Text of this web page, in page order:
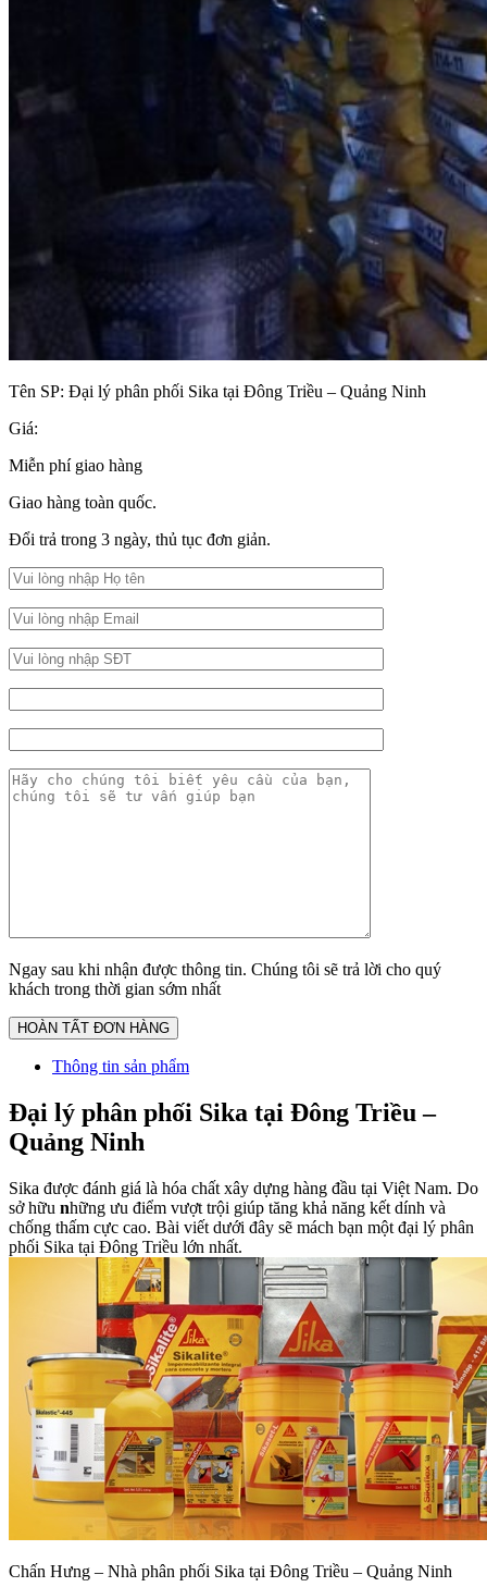
Tên SP: Đại lý phân phối Sika tại Đông Triều – Quảng Ninh
Giá:
Miễn phí giao hàng
Giao hàng toàn quốc.
Đổi trả trong 3 ngày, thủ tục đơn giản.
Ngay sau khi nhận được thông tin. Chúng tôi sẽ trả lời cho quý
khách trong thời gian sớm nhất
Thông tin sản phẩm
Đại lý phân phối Sika tại Đông Triều –
Quảng Ninh
Sika được đánh giá là hóa chất xây dựng hàng đầu tại Việt Nam. Do
sở hữu những ưu điểm vượt trội giúp tăng khả năng kết dính và
chống thấm cực cao. Bài viết dưới đây sẽ mách bạn một đại lý phân
phối Sika tại Đông Triều lớn nhất.
Chấn Hưng – Nhà phân phối Sika tại Đông Triều – Quảng Ninh